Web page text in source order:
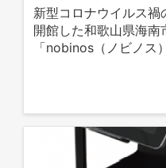
新型コロナウイルス禍
開館した和歌山県海南
「nobinos（ノビノス